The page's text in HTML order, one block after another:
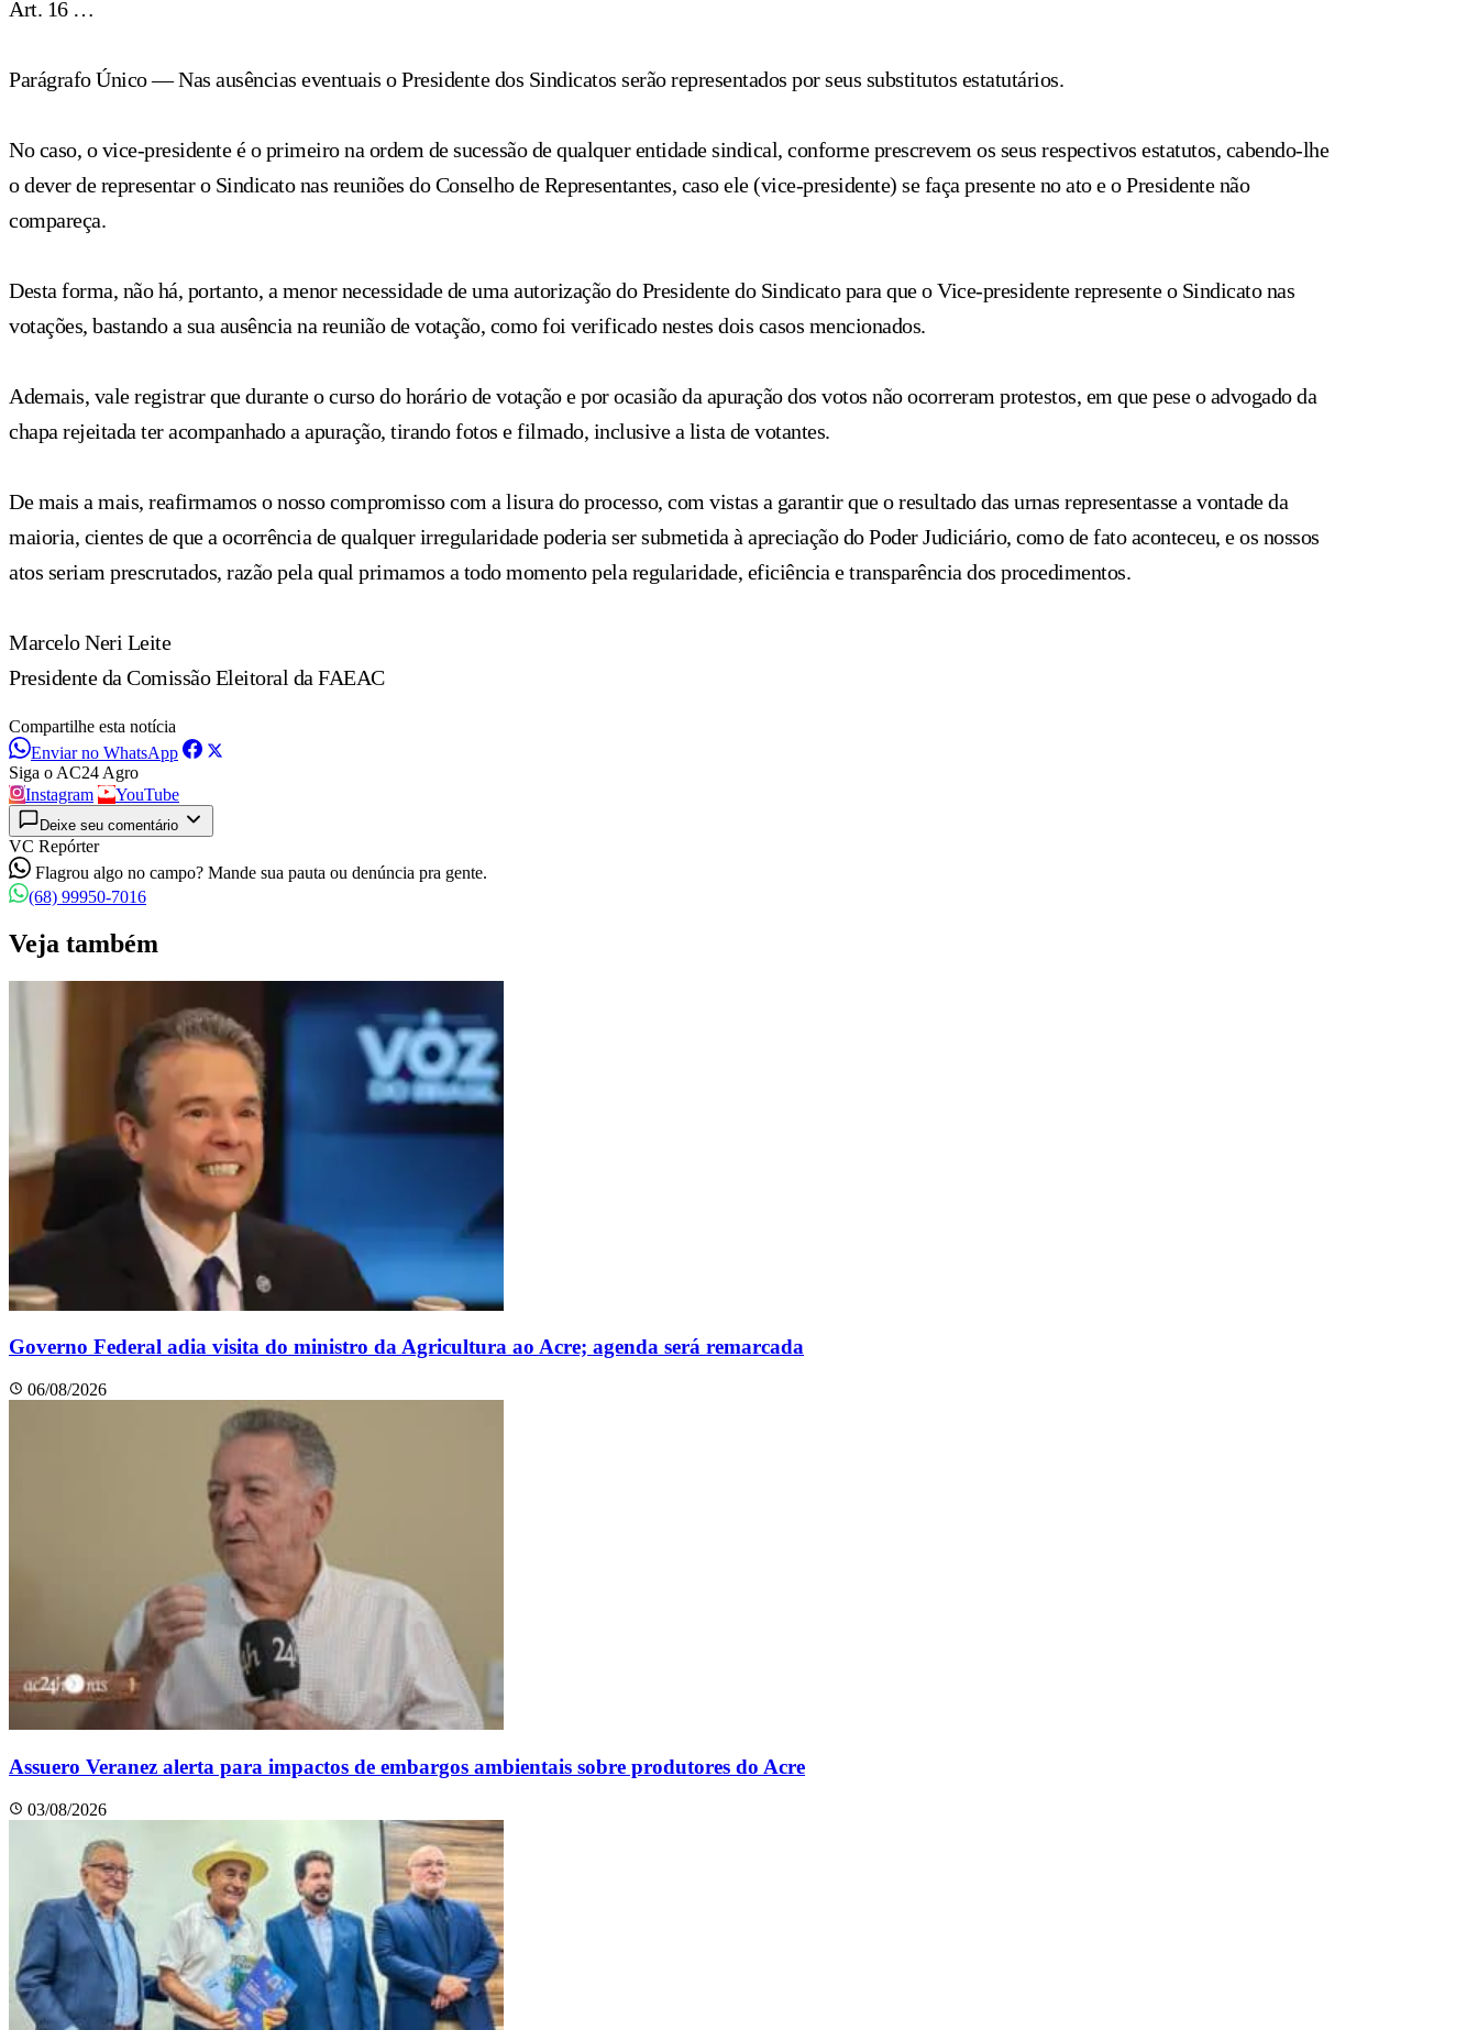
Art. 16 …
Parágrafo Único — Nas ausências eventuais o Presidente dos Sindicatos serão representados por seus substitutos estatutários.
No caso, o vice-presidente é o primeiro na ordem de sucessão de qualquer entidade sindical, conforme prescrevem os seus respectivos estatutos, cabendo-lhe
o dever de representar o Sindicato nas reuniões do Conselho de Representantes, caso ele (vice-presidente) se faça presente no ato e o Presidente não
compareça.
Desta forma, não há, portanto, a menor necessidade de uma autorização do Presidente do Sindicato para que o Vice-presidente represente o Sindicato nas
votações, bastando a sua ausência na reunião de votação, como foi verificado nestes dois casos mencionados.
Ademais, vale registrar que durante o curso do horário de votação e por ocasião da apuração dos votos não ocorreram protestos, em que pese o advogado da
chapa rejeitada ter acompanhado a apuração, tirando fotos e filmado, inclusive a lista de votantes.
De mais a mais, reafirmamos o nosso compromisso com a lisura do processo, com vistas a garantir que o resultado das urnas representasse a vontade da
maioria, cientes de que a ocorrência de qualquer irregularidade poderia ser submetida à apreciação do Poder Judiciário, como de fato aconteceu, e os nossos
atos seriam prescrutados, razão pela qual primamos a todo momento pela regularidade, eficiência e transparência dos procedimentos.
Marcelo Neri Leite
Presidente da Comissão Eleitoral da FAEAC
Compartilhe esta notícia
Enviar no WhatsApp
Siga o AC24 Agro
Instagram
YouTube
Deixe seu comentário
VC Repórter
Flagrou algo no campo? Mande sua pauta ou denúncia pra gente.
(68) 99950-7016
Veja também
Governo Federal adia visita do ministro da Agricultura ao Acre; agenda será remarcada
06/08/2026
Assuero Veranez alerta para impactos de embargos ambientais sobre produtores do Acre
03/08/2026